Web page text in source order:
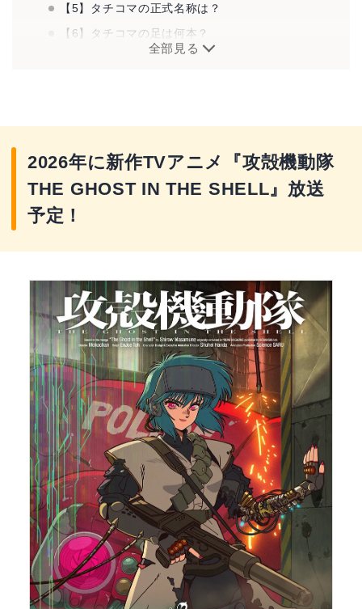
【5】タチコマの正式名称は？
【6】タチコマの足は何本？
【7】主人公が属するのは公安何課？
【9】ロジコマとは何の略？
【10】もともとタチコマは、原作では◯◯コマで
【11】タチコマの由来は「◯◯◯いるからタチコ
た？
【13】笑い男マークの縁に書かれた英語は、何か
ら引用されている？
【14】攻殻機動隊S.A.Cの12話では、少女が飼い犬
の死を悼む姿を見たタチコマはオイル漏れのような
涙を。少女と飼い犬の名前は？
セリフにまつわる雑学クイズ
【15】荒巻が公安9課を表現するのに使った言葉
「◯◯から生まれるチームワーク」の◯◯の部分
は？
【16】作中で引用されるサリンジャーの小説のセ
リフより以下に当てはまる言葉は？
【17】パズはどんな主義？ 以下のセリフに当ては
まる言葉は？
全部見る
2026年に新作TVアニメ『攻殻機動隊
THE GHOST IN THE SHELL』放送
予定！